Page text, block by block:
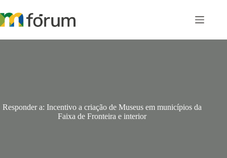
para
o
Responder a: Incentivo a criação de Museus em municípios da
Faixa de Fronteira e interior